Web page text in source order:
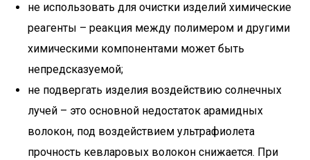
не использовать для очистки изделий химические
реагенты – реакция между полимером и другими
химическими компонентами может быть
непредсказуемой;
не подвергать изделия воздействию солнечных
лучей – это основной недостаток арамидных
волокон, под воздействием ультрафиолета
прочность кевларовых волокон снижается. При